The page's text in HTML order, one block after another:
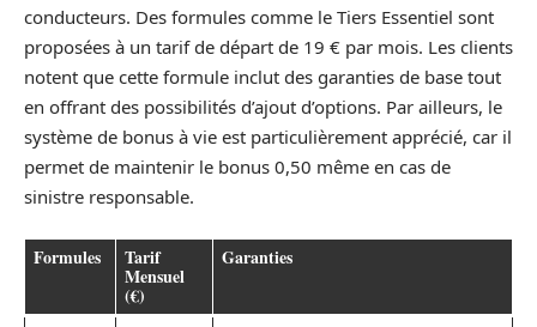
conducteurs. Des formules comme le Tiers Essentiel sont
proposées à un tarif de départ de 19 € par mois. Les clients
notent que cette formule inclut des garanties de base tout
en offrant des possibilités d’ajout d’options. Par ailleurs, le
système de bonus à vie est particulièrement apprécié, car il
permet de maintenir le bonus 0,50 même en cas de
sinistre responsable.
Formules Tarif
Mensuel
(€)
Garanties